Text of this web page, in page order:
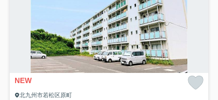
NEW
北九州市若松区原町